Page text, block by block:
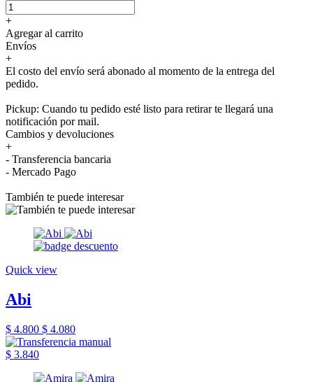
+
Agregar al carrito
Envíos
+
El costo del envío será abonado al momento de la entrega del
pedido.
Pickup: Cuando tu pedido esté listo para retirar te llegará una
notificación por mail.
Cambios y devoluciones
+
- Transferencia bancaria
- Mercado Pago
También te puede interesar
Quick view
Abi
$ 4.800 $ 4.080
$ 3.840